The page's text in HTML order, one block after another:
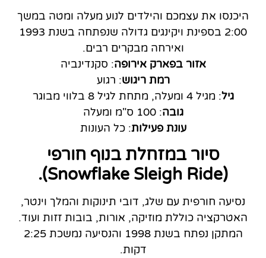
היכנסו את עצמכם והילדים לנוע מעלה ומטה במשך
2:00 בספינת ויקינגים גדולה שנפתחה בשנת 1993
ואירחה מבקרים רבים.
אזור בפארק אירופה: סקנדינביה
רמת ריגוש: רגוע
גיל: מגיל 4 ומעלה, מתחת לגיל 8 בלווי מבוגר
גובה: 100 ס"מ ומעלה
עונת פעילות: כל העונות
סיור במזחלת בנוף חורפי
(Snowflake Sleigh Ride).
נסיעה חורפית עם שלג, דובי תינוקות והמלך וינטר,
האטרקציה כוללת מוזיקה, אורות, בובות זזות ועוד.
המתקן נפתח בשנת 1998 והנסיעה נמשכת 2:25
דקות.